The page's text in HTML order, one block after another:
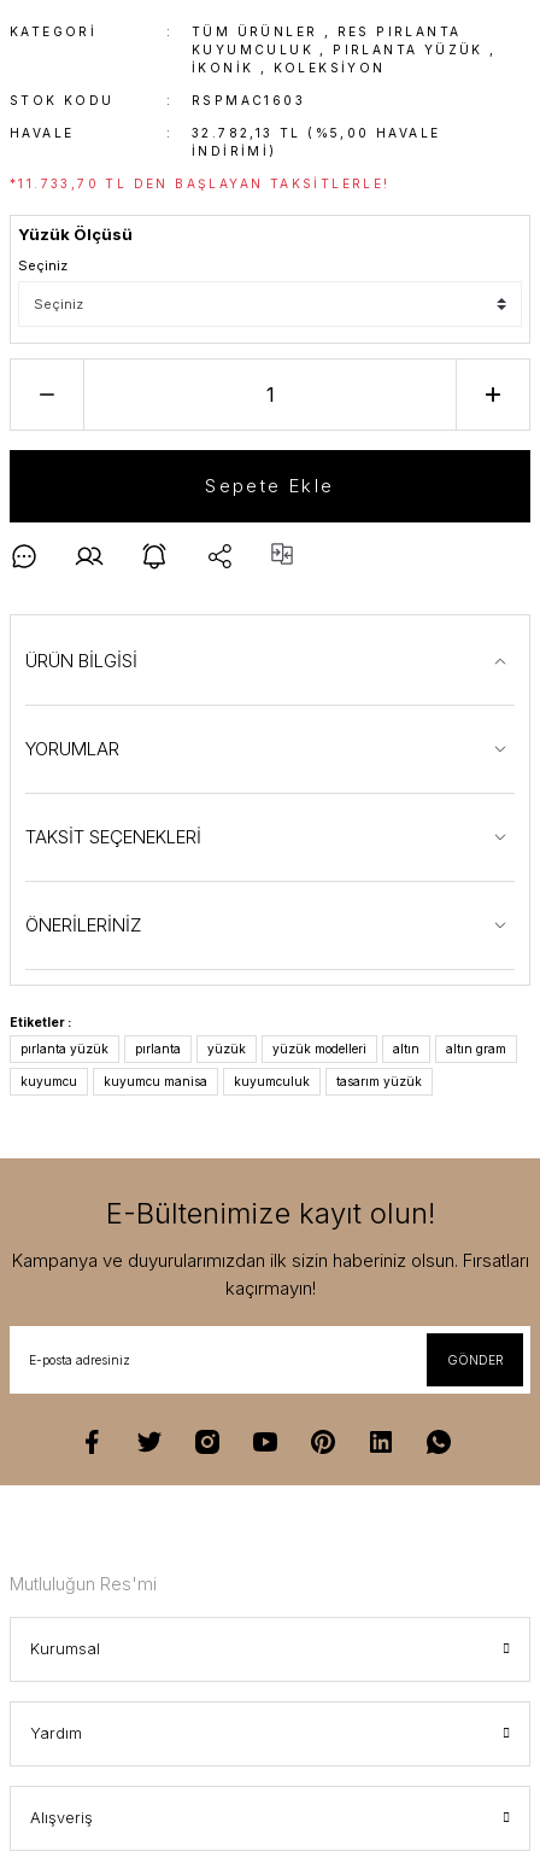
KATEGORI TÜM ÜRÜNLER
RES PIRLANTA
KUYUMCULUK
PIRLANTA YÜZÜK
İKONIK
KOLEKSİYON
STOK KODU RSPMAC1603
HAVALE
32.782,13 TL (%5,00 HAVALE
INDIRIMI)
*11.733,70 TL DEN BAŞLAYAN TAKSITLERLE!
Yüzük Ölçüsü
Seçiniz
Sepete Ekle
ÜRÜN BİLGİSİ
YORUMLAR
TAKSİT SEÇENEKLERİ
ÖNERİLERİNİZ
Etiketler :
pırlanta yüzük
pırlanta yüzük yüzük modelleri altın altın gram
kuyumcu kuyumcu manisa kuyumculuk tasarım yüzük
E-Bültenimize kayıt olun!
Kampanya ve duyurularımızdan ilk sizin haberiniz olsun. Fırsatları
kaçırmayın!
GÖNDER
Mutluluğun Res'mi
Kurumsal
Yardım
Alışveriş